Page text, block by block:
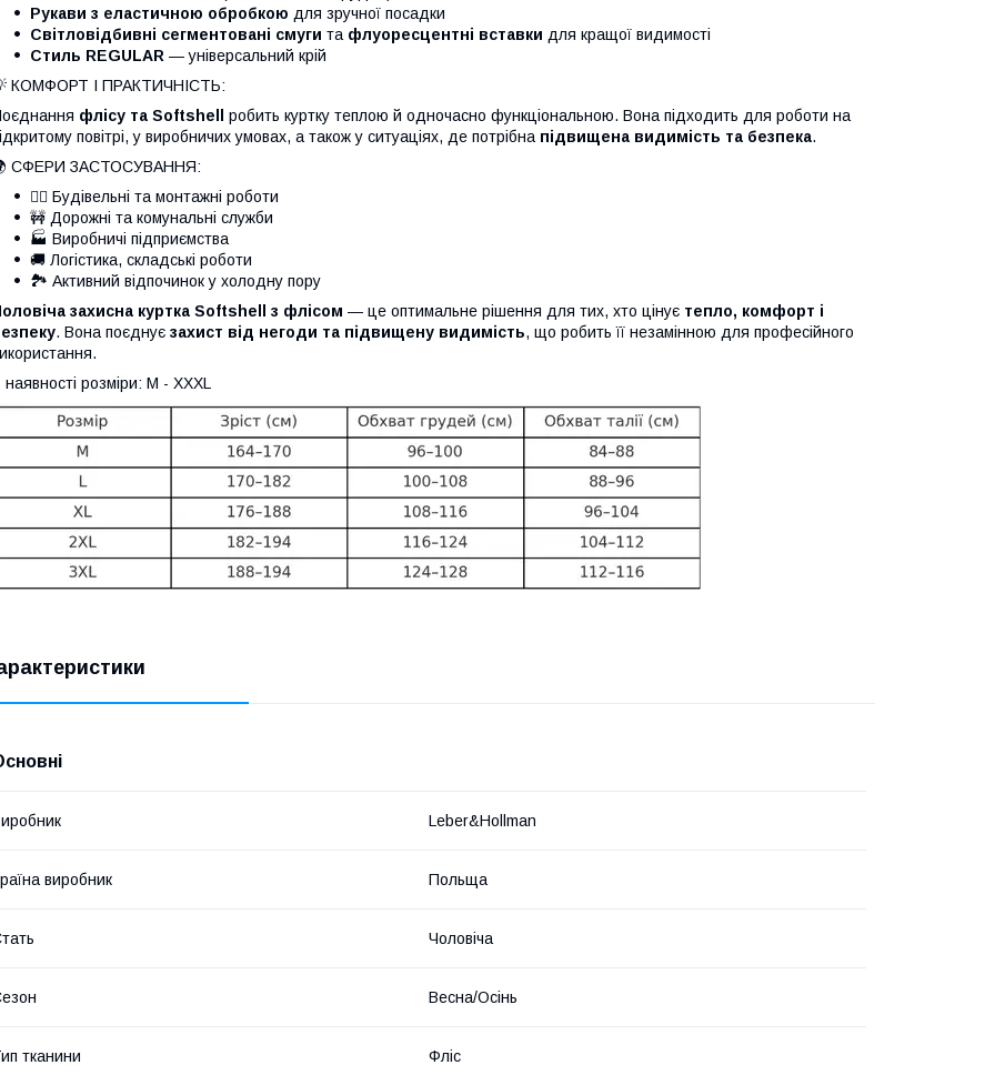
Рукави з еластичною обробкою для зручної посадки
Світловідбивні сегментовані смуги та флуоресцентні вставки для кращої видимості
Стиль REGULAR — універсальний крій
КОМФОРТ І ПРАКТИЧНІСТЬ:
флісу та Softshell
робить куртку теплою й одночасно функціональною. Вона підходить для роботи на
повітрі, у виробничих умовах, а також у ситуаціях, де потрібна підвищена видимість та безпека.
СФЕРИ ЗАСТОСУВАННЯ:
👷‍♂️ Будівельні та монтажні роботи
🚧 Дорожні та комунальні служби
🏭 Виробничі підприємства
🚚 Логістика, складські роботи
🏞️ Активний відпочинок у холодну пору
захисна куртка Softshell з флісом — це оптимальне рішення для тих, хто цінує тепло, комфорт і
. Вона поєднує захист від негоди та підвищену видимість, що робить її незамінною для професійного
наявності розміри: M - XXXL
Leber&Hollman
виробник Польща
Чоловіча
Весна/Осінь
тканини Фліс